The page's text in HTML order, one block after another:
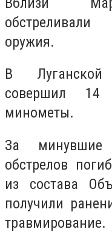
оружия.
В Луганской
совершил 14
минометы.
За минувшие
обстрелов
из состава
получили
травмирование.